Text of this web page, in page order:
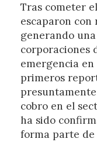
Tras cometer el
escaparon con
generando
corporaciones
emergencia en
primeros
cobro en el
ha sido
forma parte de